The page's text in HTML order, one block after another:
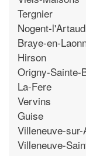
Tergnier
Nogent-l'Artaud
Braye-en-
Hirson
Origny-Sainte-
La-Fere
Vervins
Guise
Villeneuve-
Villeneuve-